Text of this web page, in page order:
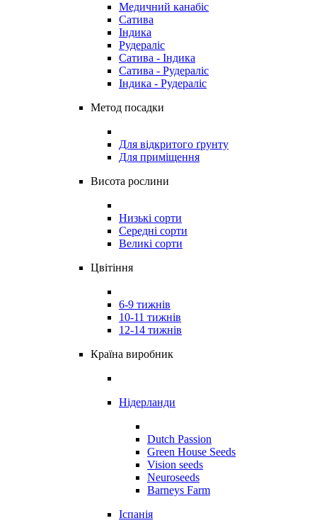
Медичний канабіс
Сатива
Індика
Рудераліс
Сатива - Індика
Сатива - Рудераліс
Індика - Рудераліс
Метод посадки
Для відкритого ґрунту
Для приміщення
Висота рослини
Низькі сорти
Середні сорти
Великі сорти
Цвітіння
6-9 тижнів
10-11 тижнів
12-14 тижнів
Країна виробник
Нідерланди
Dutch Passion
Green House Seeds
Vision seeds
Neuroseeds
Barneys Farm
Іспанія